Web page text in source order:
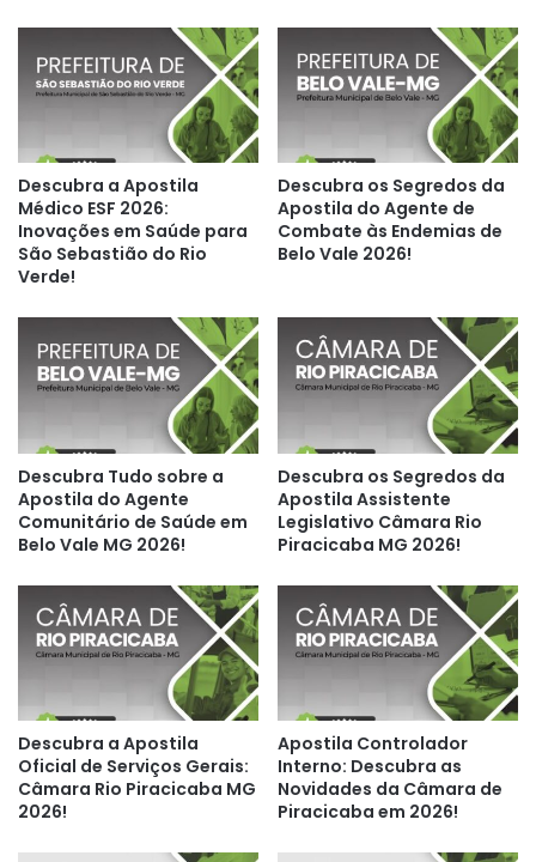
Descubra a Apostila
Médico ESF 2026:
Inovações em Saúde para
São Sebastião do Rio
Verde!
Descubra os Segredos da
Apostila do Agente de
Combate às Endemias de
Belo Vale 2026!
Descubra Tudo sobre a
Apostila do Agente
Comunitário de Saúde em
Belo Vale MG 2026!
Descubra os Segredos da
Apostila Assistente
Legislativo Câmara Rio
Piracicaba MG 2026!
Descubra a Apostila
Oficial de Serviços Gerais:
Câmara Rio Piracicaba MG
2026!
Apostila Controlador
Interno: Descubra as
Novidades da Câmara de
Piracicaba em 2026!